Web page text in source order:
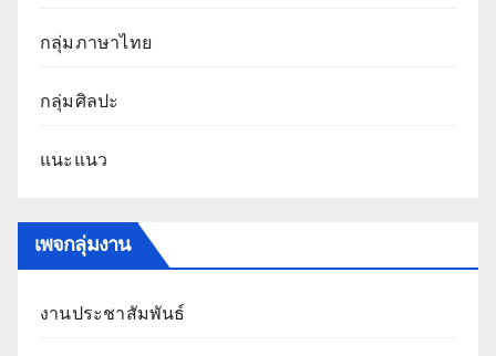
กลุ่มภาษาไทย
กลุ่มศิลปะ
แนะแนว
เพจกลุ่มงาน
งานประชาสัมพันธ์